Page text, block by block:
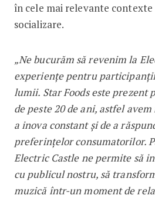
în cele mai relevante
socializare.
„Ne bucurăm să revenim la
experiențe pentru
lumii. Star Foods este prezent
de peste 20 de ani, astfel
a inova constant și de a
preferințelor consumatorilor.
Electric Castle ne permite să
cu publicul nostru, să
muzică într-un moment de